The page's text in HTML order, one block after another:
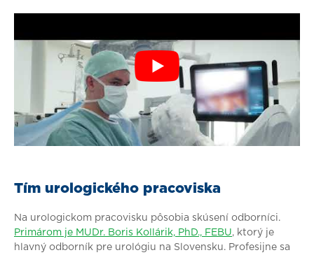
Tím urologického pracoviska
Na urologickom pracovisku pôsobia skúsení odborníci.
Primárom je MUDr. Boris Kollárik, PhD., FEBU, ktorý je
hlavný odborník pre urológiu na Slovensku. Profesijne sa